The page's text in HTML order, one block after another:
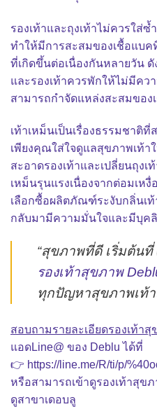
รองเท้าและถุงเท้าไม่ควรใส่
ทำให้มีการสะสมของเชื้อแบค
ที่เกิดขึ้นต่อเนื่องกันหลายวัน
และรองเท้าควรพักให้ไม่มีคว
สามารถกำจัดแหล่งสะสมของ
เท้าเหม็นเป็นเรื่องธรรมชาติ
เพียงคุณใส่ใจดูแลสุขภาพเท้
สะอาดรองเท้าและเปลี่ยนถุง
เหม็นรุนแรงเนื่องจากต่อมเห
เลือกซื้อผลิตภัณฑ์ระงับกลิ่นเ
กลับมามีความมั่นใจและมีบุค
“สุขภาพที่ดี เริ่มต้นที่
รองเท้าสุขภาพ
ทุกปัญหาสุขภาพเท้
สอบถามรายละเอียดรองเท้าสุ
แอดLine@ ของ Deblu ได้ที่
👉 https://line.me/R/ti/p/
หรือสามารถเข้าดูรองเท้าสุข
ดูสาขาเดอบลู